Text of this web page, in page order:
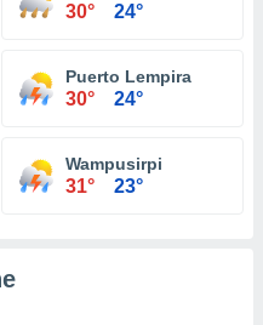
30° 24°
Puerto Lempira
30° 24°
Wampusirpi
31° 23°